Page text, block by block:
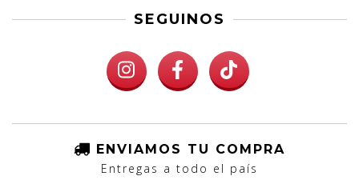
SEGUINOS
ENVIAMOS TU COMPRA
Entregas a todo el país